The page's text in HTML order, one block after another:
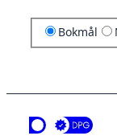
Bokmål